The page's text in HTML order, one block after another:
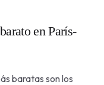
en París-
baratas son los